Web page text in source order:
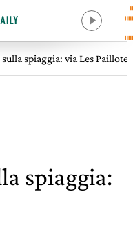
spiaggia: via Les Paillotes
spiaggia: